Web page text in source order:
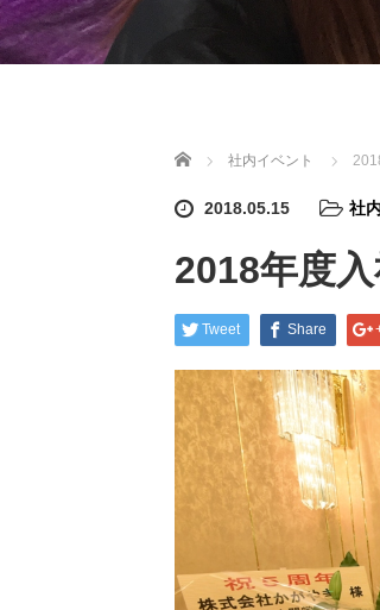
ホーム 社内イベント
2018.05.15 社
2018年度
Tweet Share